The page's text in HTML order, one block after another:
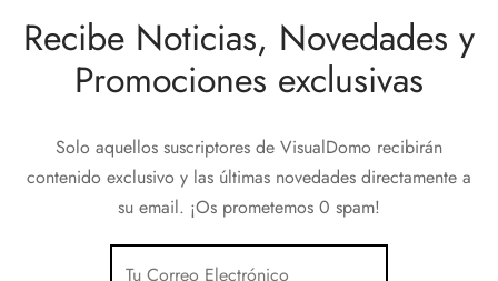
Recibe Noticias, Novedades y
Promociones exclusivas
Solo aquellos suscriptores de VisualDomo recibirán
contenido exclusivo y las últimas novedades directamente a
su email. ¡Os prometemos 0 spam!